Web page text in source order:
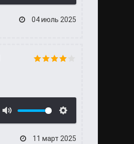
04 июль 2025
11 март 2025